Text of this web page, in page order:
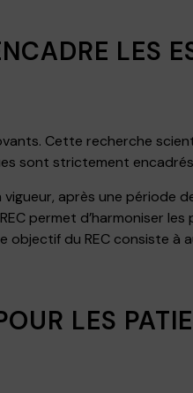
LES
Cette recherche
sont strictement
après une période
permet d’harmoniser
objectif du REC consiste à
LES